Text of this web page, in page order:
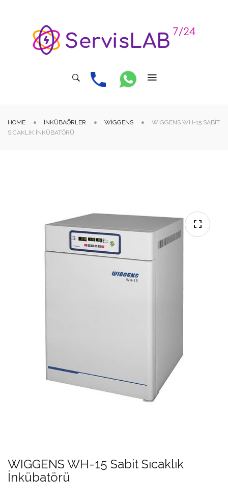
HOME İNKÜBAÖRLER WIGGENS
WIGGENS WH-15 SABIT
SICAKLIK İNKÜBATÖRÜ
WIGGENS WH-15 Sabit Sıcaklık
İnkübatörü